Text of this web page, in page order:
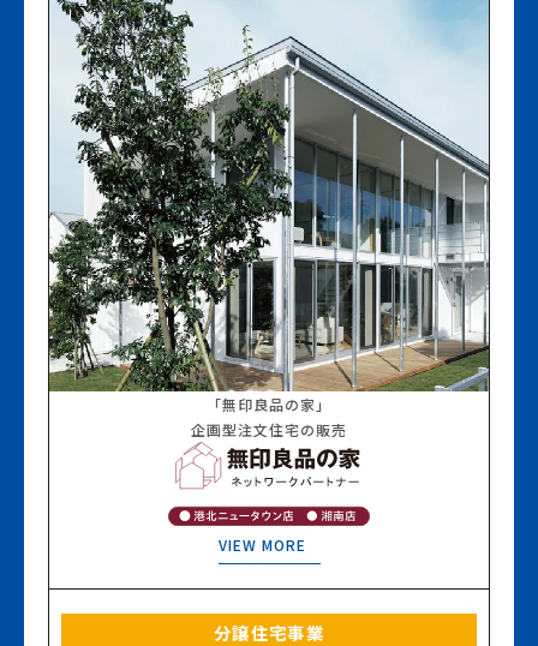
「無印良品の家」
企画型注文住宅の販売
VIEW MORE
分譲住宅事業